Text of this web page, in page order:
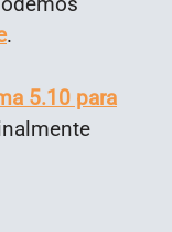
.
5.10 para